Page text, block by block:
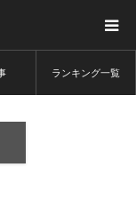
ランキング一覧